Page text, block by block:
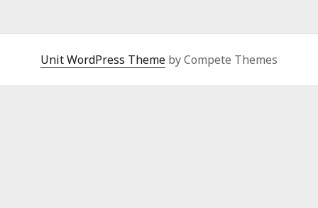
Unit WordPress Theme by Compete Themes